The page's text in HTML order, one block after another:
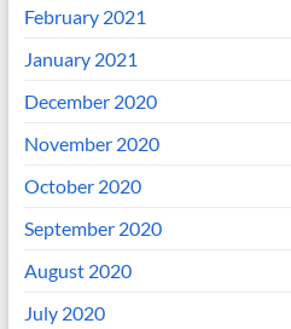
February 2021
January 2021
December 2020
November 2020
October 2020
September 2020
August 2020
July 2020